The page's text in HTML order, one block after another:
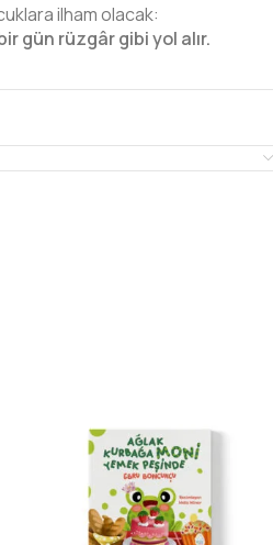
ilham olacak:
gün rüzgâr gibi yol alır.